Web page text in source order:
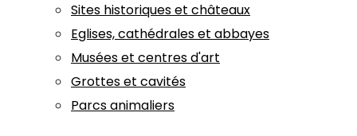
Sites historiques et châteaux
Eglises, cathédrales et abbayes
Musées et centres d'art
Grottes et cavités
Parcs animaliers